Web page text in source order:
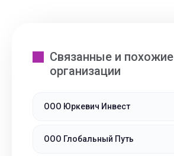
Связанные и похожие
организации
ООО Юркевич Инвест
ООО Глобальный Путь